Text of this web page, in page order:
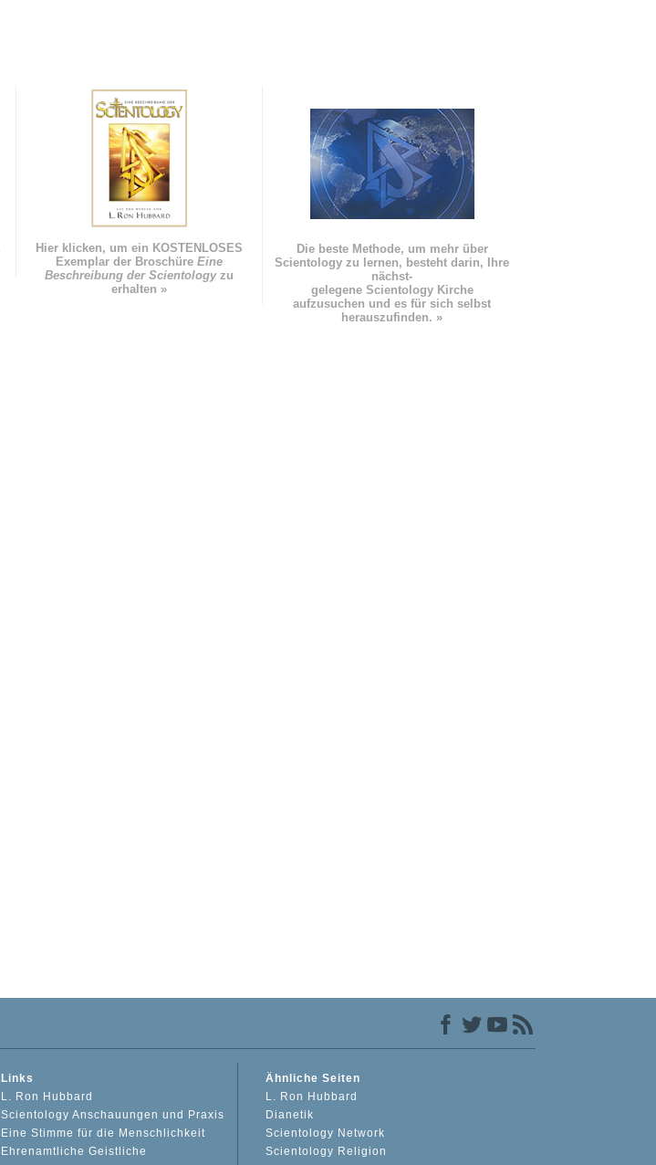
Hier klicken, um ein KOSTENLOSES
Exemplar der Broschüre Eine
Beschreibung der Scientologyzu
erhalten »
Die beste Methode, um mehr über
Scientology zu lernen, besteht darin, Ihre
nächst-
gelegene Scientology Kirche
aufzusuchen und es für sich selbst
herauszufinden. »
Links
L. Ron Hubbard
Scientology Anschauungen und Praxis
Eine Stimme für die Menschlichkeit
Ehrenamtliche Geistliche
Ähnliche Seiten
L. Ron Hubbard
Dianetik
Scientology Network
Scientology Religion